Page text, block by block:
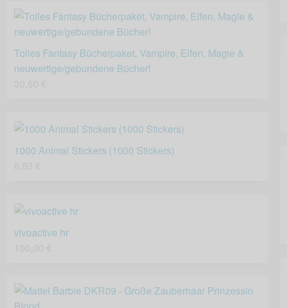
Tolles Fantasy Bücherpaket, Vampire, Elfen, Magie &
neuwertige/gebundene Bücher!
1000 Animal Stickers (1000 Stickers)
vivoactive hr